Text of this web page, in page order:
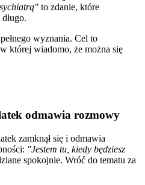
to zdanie, które
wyznania. Cel to
której wiadomo, że można się
odmawia rozmowy
zamknął się i odmawia
"Jestem tu, kiedy będziesz
spokojnie. Wróć do tematu za